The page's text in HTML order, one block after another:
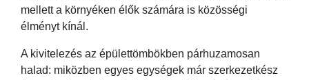
mellett a környéken élők számára is közösségi
élményt kínál.
A kivitelezés az épülettömbökben párhuzamosan
halad: miközben egyes egységek már szerkezetkész